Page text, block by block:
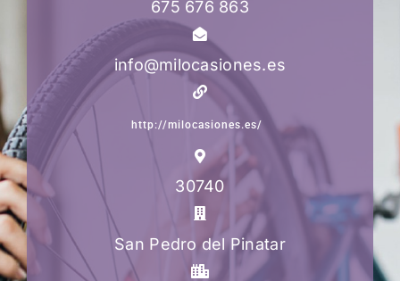
675 676 863
info@milocasiones.es
http://milocasiones.es/
30740
San Pedro del Pinatar